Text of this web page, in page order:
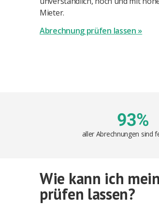
Mieter.
Abrechnung prüfen lassen »
93%
aller Abrechnungen sind
Wie kann ich
prüfen lassen?